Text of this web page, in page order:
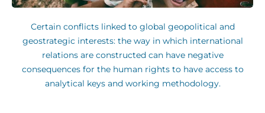
Certain conflicts linked to global geopolitical and
geostrategic interests: the way in which international
relations are constructed can have negative
consequences for the human rights to have access to
analytical keys and working methodology.